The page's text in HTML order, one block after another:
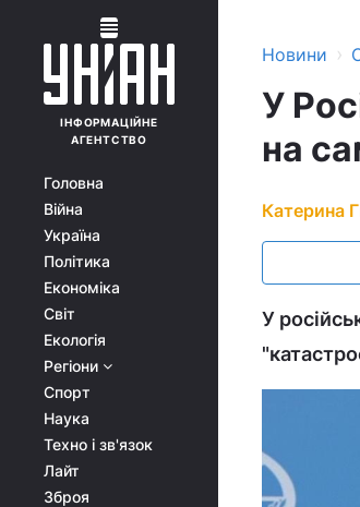
ІНФОРМАЦІЙНЕ
АГЕНТСТВО
Головна
Війна
Україна
Політика
Економіка
Світ
Екологія
Регіони
Спорт
Наука
Техно і зв'язок
Лайт
Зброя
Новини ›
У
на
Катерина
У